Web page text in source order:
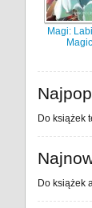
Magi:
Do książek
Do książek